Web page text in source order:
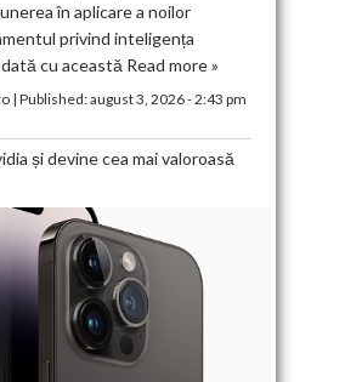
în aplicare a noilor
privind inteligența
cu această Read more »
| Published:august 3, 2026 - 2:43 pm
și devine cea mai valoroasă